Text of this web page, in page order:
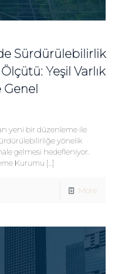
Sürdürülebilirlik
Yeşil Varlık
Genel
yeni bir düzenleme ile
yönelik
gelmesi hedefleniyor.
Kurumu […]
More